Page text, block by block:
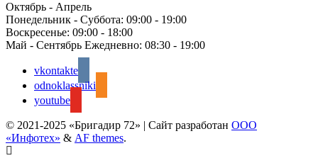
Октябрь - Апрель
Понедельник - Суббота: 09:00 - 19:00
Воскресенье: 09:00 - 18:00
Май - Сентябрь Ежедневно: 08:30 - 19:00
vkontakte
odnoklassniki
youtube
© 2021-2025 «Бригадир 72» | Сайт разработан ООО
«Инфотех» & AF themes.